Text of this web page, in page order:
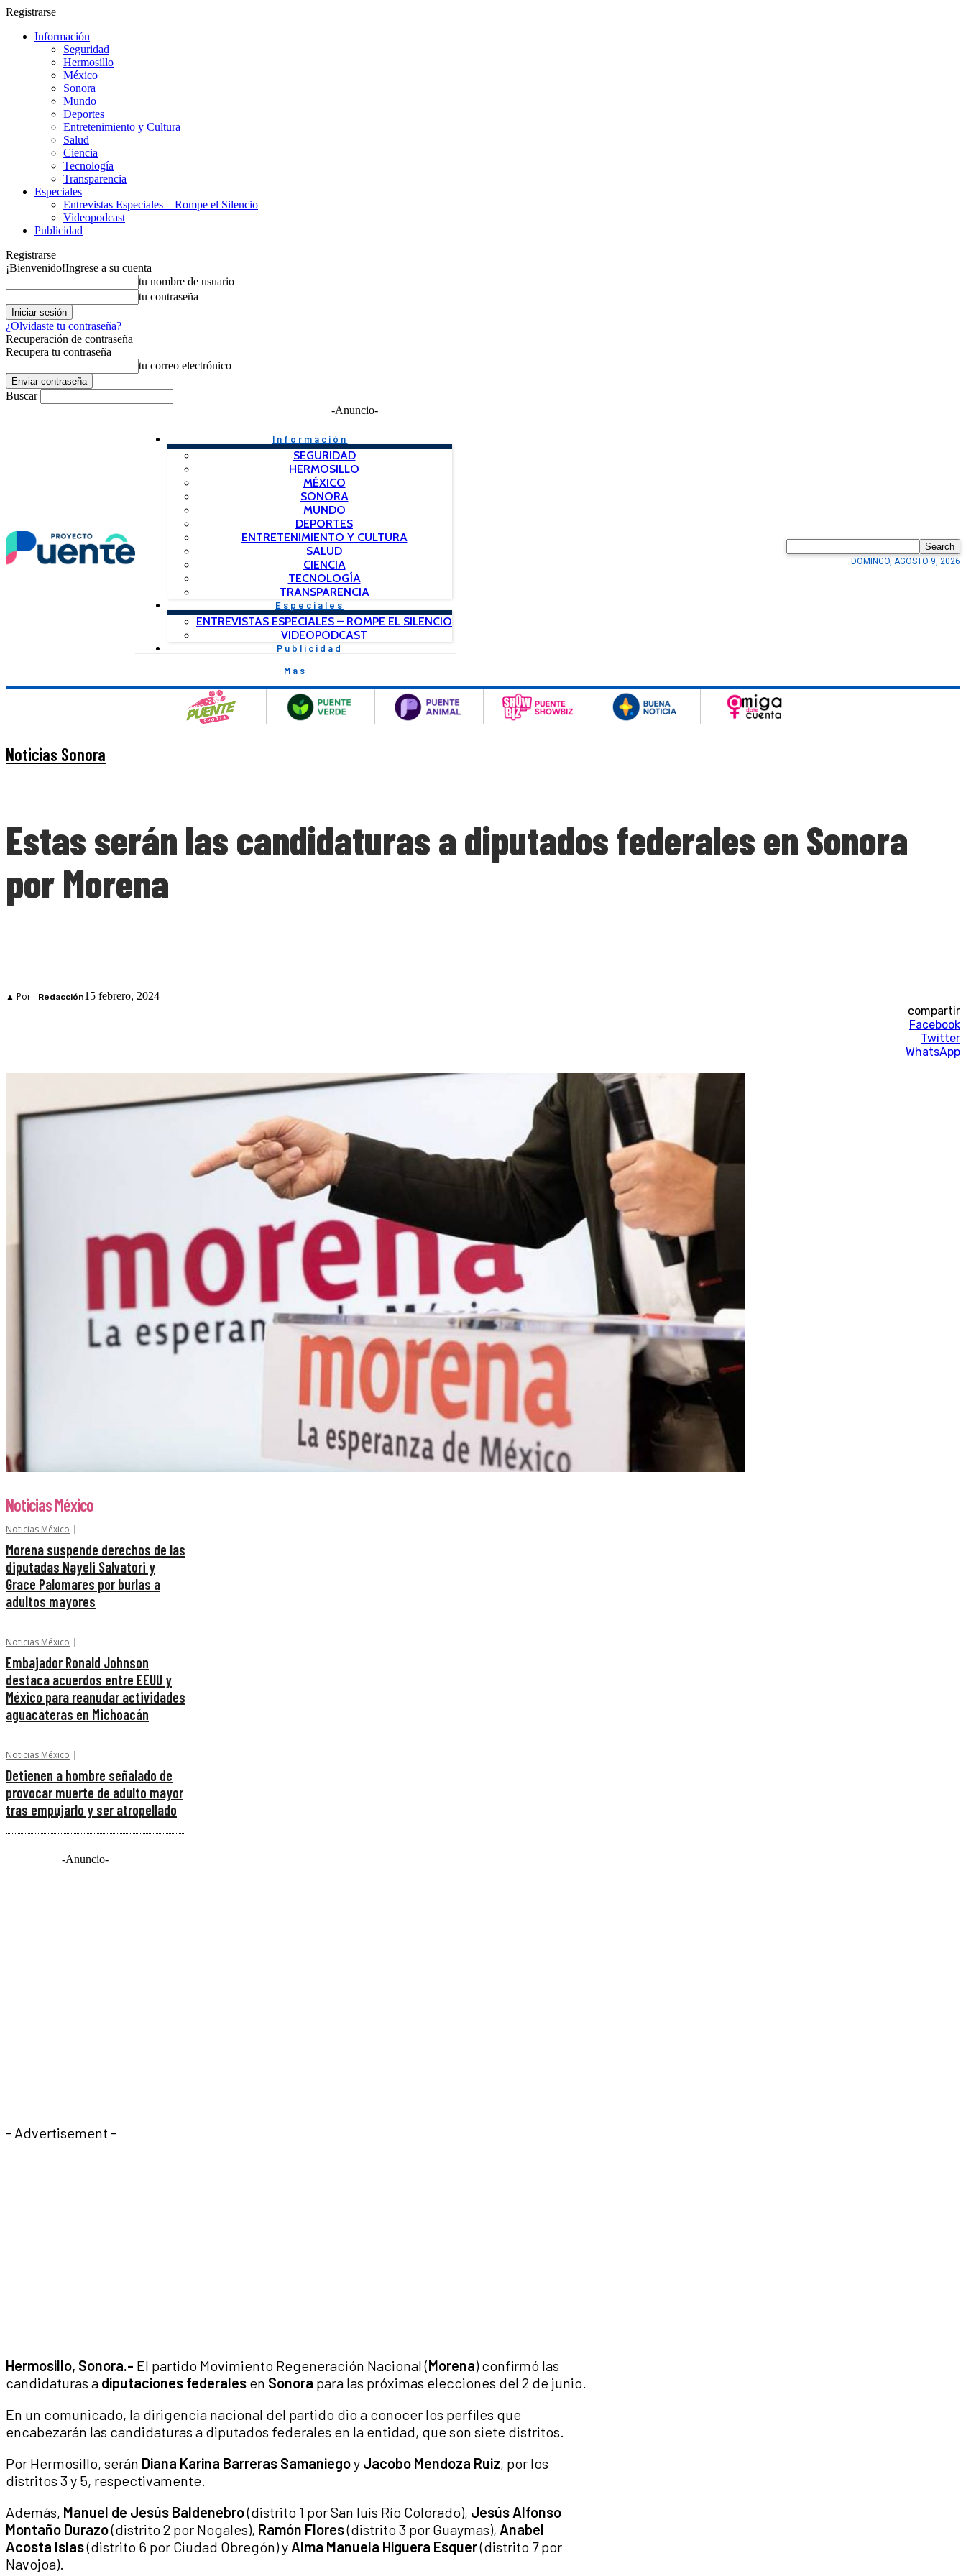
Registrarse
Información
Seguridad
Hermosillo
México
Sonora
Mundo
Deportes
Entretenimiento y Cultura
Salud
Ciencia
Tecnología
Transparencia
Especiales
Entrevistas Especiales – Rompe el Silencio
Videopodcast
Publicidad
Registrarse
¡Bienvenido!Ingrese a su cuenta
tu nombre de usuario
tu contraseña
¿Olvidaste tu contraseña?
Recuperación de contraseña
Recupera tu contraseña
tu correo electrónico
Buscar
-Anuncio-
Información
SEGURIDAD
HERMOSILLO
MÉXICO
SONORA
MUNDO
DEPORTES
ENTRETENIMIENTO Y CULTURA
SALUD
CIENCIA
TECNOLOGÍA
TRANSPARENCIA
Especiales
ENTREVISTAS ESPECIALES – ROMPE EL SILENCIO
VIDEOPODCAST
Publicidad
Mas
Search
DOMINGO, AGOSTO 9, 2026
Noticias Sonora
Estas serán las candidaturas a diputados federales en Sonora
por Morena
▲ Por Redacción15 febrero, 2024
compartir
Facebook
Twitter
WhatsApp
Noticias México
Noticias México
Morena suspende derechos de las
diputadas Nayeli Salvatori y
Grace Palomares por burlas a
adultos mayores
Noticias México
Embajador Ronald Johnson
destaca acuerdos entre EEUU y
México para reanudar actividades
aguacateras en Michoacán
Noticias México
Detienen a hombre señalado de
provocar muerte de adulto mayor
tras empujarlo y ser atropellado
-Anuncio-
- Advertisement -
Hermosillo, Sonora.- El partido Movimiento Regeneración Nacional (Morena) confirmó las
candidaturas a diputaciones federales en Sonora para las próximas elecciones del 2 de junio.
En un comunicado, la dirigencia nacional del partido dio a conocer los perfiles que
encabezarán las candidaturas a diputados federales en la entidad, que son siete distritos.
Por Hermosillo, serán Diana Karina Barreras Samaniegoy Jacobo Mendoza Ruiz, por los
distritos 3 y 5, respectivamente.
Además, Manuel de Jesús Baldenebro(distrito 1 por San luis Río Colorado), Jesús Alfonso
Montaño Durazo(distrito 2 por Nogales), Ramón Flores(distrito 3 por Guaymas), Anabel
Acosta Islas(distrito 6 por Ciudad Obregón) y Alma Manuela Higuera Esquer(distrito 7 por
Navojoa).